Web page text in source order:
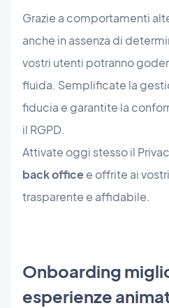
Grazie a comportamenti
anche in assenza di
vostri utenti potranno
fluida. Semplificate la
fiducia e garantite la
il RGPD.
Attivate oggi stesso il
back officee offrite ai
trasparente e affidabile.
Onboarding
esperienze